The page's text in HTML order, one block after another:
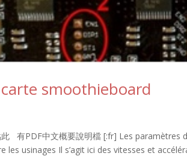
smoothieboard
有PDF中文概要說明檔 [:fr] Les paramètres
usinages Il s’agit ici des vitesses et